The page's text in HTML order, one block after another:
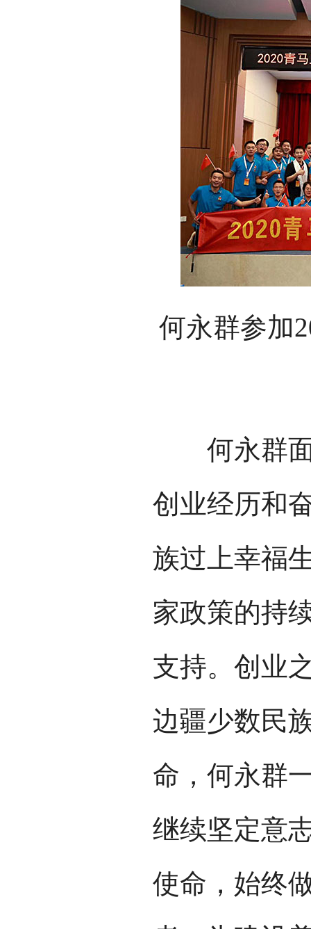
何永群参加
何永群面
创业经历和
族过上幸福
家政策的持
支持。创业
边疆少数民
命，何永群
继续坚定意
使命，始终